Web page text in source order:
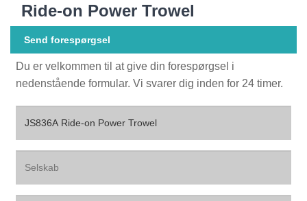
Ride-on Power Trowel
Send forespørgsel
Du er velkommen til at give din forespørgsel i
nedenstående formular. Vi svarer dig inden for 24 timer.